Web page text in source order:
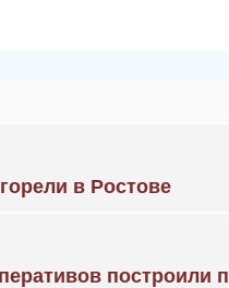
в Ростове
построили